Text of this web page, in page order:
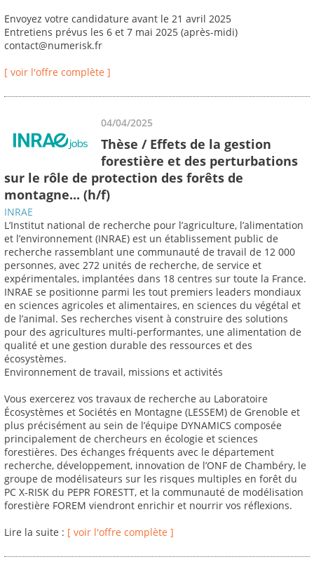
Envoyez votre candidature avant le 21 avril 2025
Entretiens prévus les 6 et 7 mai 2025 (après-midi)
contact@numerisk.fr
[ voir l'offre complète ]
04/04/2025
Thèse / Effets de la gestion
forestière et des perturbations
sur le rôle de protection des forêts de
montagne... (h/f)
INRAE
L’Institut national de recherche pour l’agriculture, l’alimentation
et l’environnement (INRAE) est un établissement public de
recherche rassemblant une communauté de travail de 12 000
personnes, avec 272 unités de recherche, de service et
expérimentales, implantées dans 18 centres sur toute la France.
INRAE se positionne parmi les tout premiers leaders mondiaux
en sciences agricoles et alimentaires, en sciences du végétal et
de l’animal. Ses recherches visent à construire des solutions
pour des agricultures multi-performantes, une alimentation de
qualité et une gestion durable des ressources et des
écosystèmes.
Environnement de travail, missions et activités
Vous exercerez vos travaux de recherche au Laboratoire
Écosystèmes et Sociétés en Montagne (LESSEM) de Grenoble et
plus précisément au sein de l’équipe DYNAMICS composée
principalement de chercheurs en écologie et sciences
forestières. Des échanges fréquents avec le département
recherche, développement, innovation de l’ONF de Chambéry, le
groupe de modélisateurs sur les risques multiples en forêt du
PC X-RISK du PEPR FORESTT, et la communauté de modélisation
forestière FOREM viendront enrichir et nourrir vos réflexions.
Lire la suite : [ voir l'offre complète ]